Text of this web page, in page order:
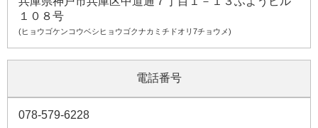
１０８号
(ヒョウゴケンコウベシヒョウゴクナカミチドオリ7チョウメ)
電話番号
078-579-6228